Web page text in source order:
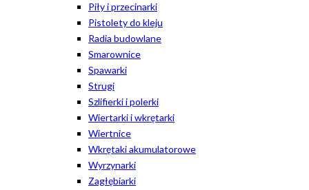
Piły i przecinarki
Pistolety do kleju
Radia budowlane
Smarownice
Spawarki
Strugi
Szlifierki i polerki
Wiertarki i wkrętarki
Wiertnice
Wkrętaki akumulatorowe
Wyrzynarki
Zagłębiarki